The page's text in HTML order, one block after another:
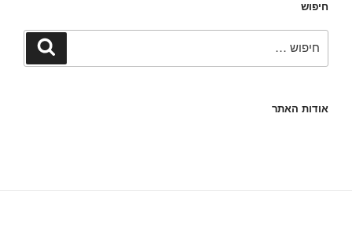
חיפוש
חיפוש
אודות האתר